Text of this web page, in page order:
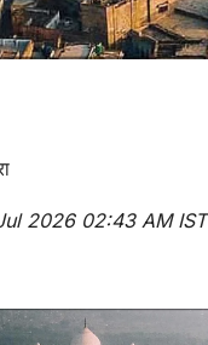
2026 02:43 AM IST